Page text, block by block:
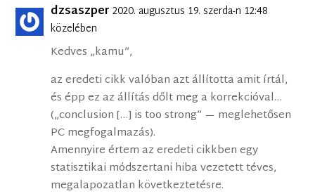
dzsaszper 2020. augusztus 19. szerda-n 12:48
közelében
Kedves „kamu”,
az eredeti cikk valóban azt állította amit írtál,
és épp ez az állítás dőlt meg a korrekcióval…
(„conclusion […] is too strong” — meglehetősen
PC megfogalmazás).
Amennyire értem az eredeti cikkben egy
statisztikai módszertani hiba vezetett téves,
megalapozatlan következtetésre.